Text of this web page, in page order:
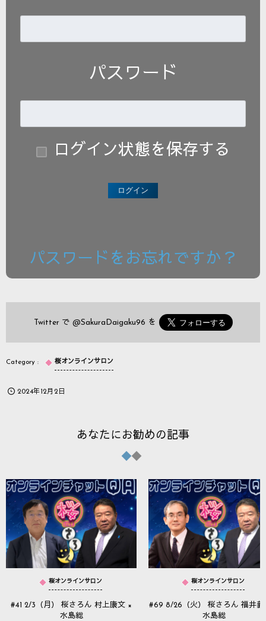
パスワード
ログイン状態を保存する
パスワードをお忘れですか？
Twitter で @SakuraDaigaku96 を
桜オンラインサロン
2024年12月2日
あなたにお勧めの記事
桜オンラインサロン
#41 2/3（月） 桜さろん 村上康文 ×
水島総
桜オンラインサロン
#69 8/26（火） 桜さろん 福井義
水島総